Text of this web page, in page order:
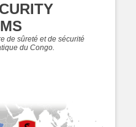
de sûreté et de sécurité
du Congo.